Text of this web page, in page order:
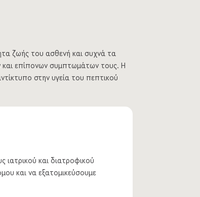
ζωής του ασθενή και συχνά τα
και επίπονων συμπτωμάτων τους. Η
στην υγεία του πεπτικού
ιατρικού και διατροφικού
και να εξατομικεύσουμε